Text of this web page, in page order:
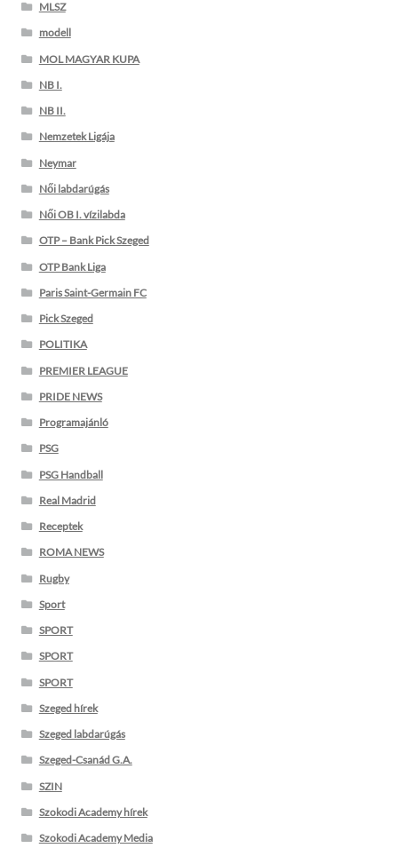
MLSZ
modell
MOL MAGYAR KUPA
NB I.
NB II.
Nemzetek Ligája
Neymar
Női labdarúgás
Női OB I. vízilabda
OTP – Bank Pick Szeged
OTP Bank Liga
Paris Saint-Germain FC
Pick Szeged
POLITIKA
PREMIER LEAGUE
PRIDE NEWS
Programajánló
PSG
PSG Handball
Real Madrid
Receptek
ROMA NEWS
Rugby
Sport
SPORT
SPORT
SPORT
Szeged hírek
Szeged labdarúgás
Szeged-Csanád G.A.
SZIN
Szokodi Academy hírek
Szokodi Academy Media